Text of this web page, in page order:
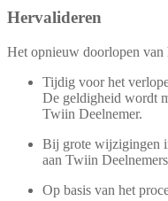
Hervalideren
Het opnieuw doorlopen van
Tijdig voor het
De geldigheid wordt
Twiin Deelnemer.
Bij grote wijzigingen
aan Twiin
Op basis van het